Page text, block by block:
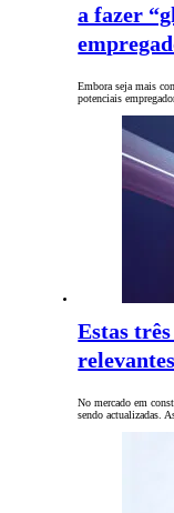
a fazer
Embora seja mais
potenciais
Estas
No mercado em
sendo actualizadas.